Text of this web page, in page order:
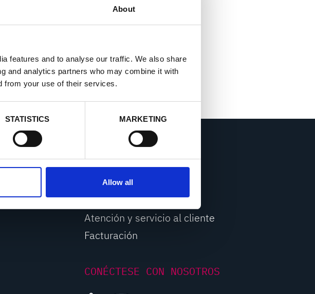
About
features and to analyse our traffic. We also share
and analytics partners who may combine it with
from your use of their services.
STATISTICS MARKETING
Allow all
Ventas
Atención y servicio al cliente
Facturación
CONÉCTESE CON NOSOTROS